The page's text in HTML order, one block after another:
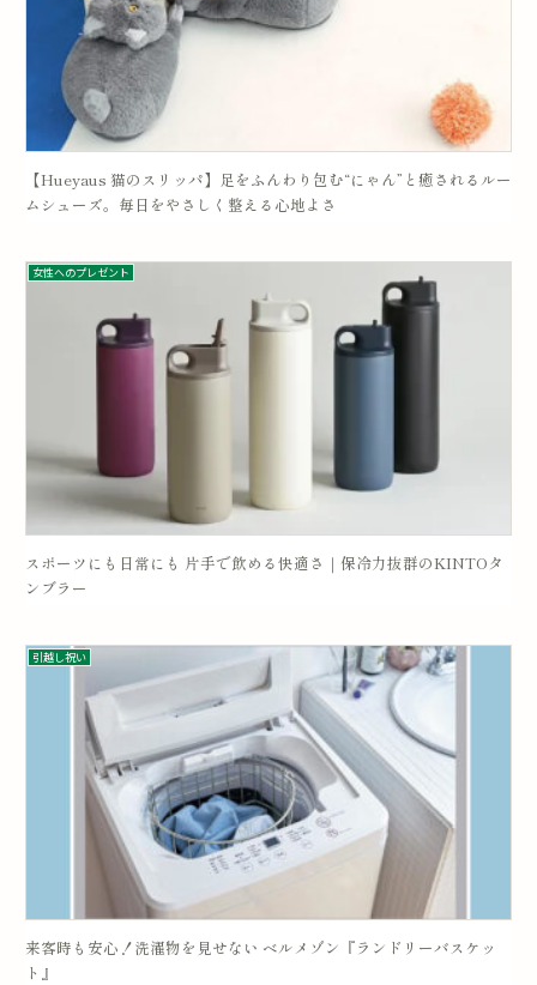
【Hueyaus 猫のスリッパ】足をふんわり包む“にゃん”と癒されるルー
ムシューズ。毎日をやさしく整える心地よさ
女性へのプレゼント
スポーツにも日常にも 片手で飲める快適さ｜保冷力抜群のKINTOタ
ンブラー
引越し祝い
来客時も安心！洗濯物を見せない ベルメゾン『ランドリーバスケッ
ト』